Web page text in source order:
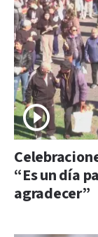
“Es un día
agradecer”